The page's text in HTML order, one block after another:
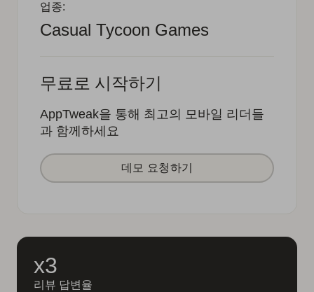
업종:
Casual Tycoon Games
무료로 시작하기
AppTweak을 통해 최고의 모바일 리더들
과 함께하세요
데모 요청하기
x3
리뷰 답변율